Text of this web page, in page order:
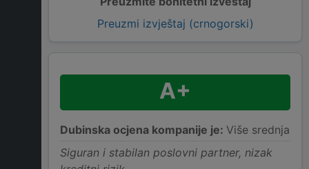
Preuzmi izvještaj (crnogorski)
A+
Dubinska ocjena kompanije je: Više srednja
Siguran i stabilan poslovni partner, nizak